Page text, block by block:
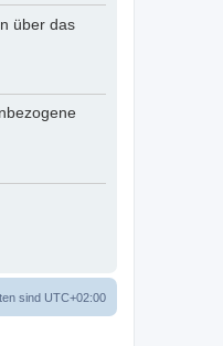
über das
sind UTC+02:00